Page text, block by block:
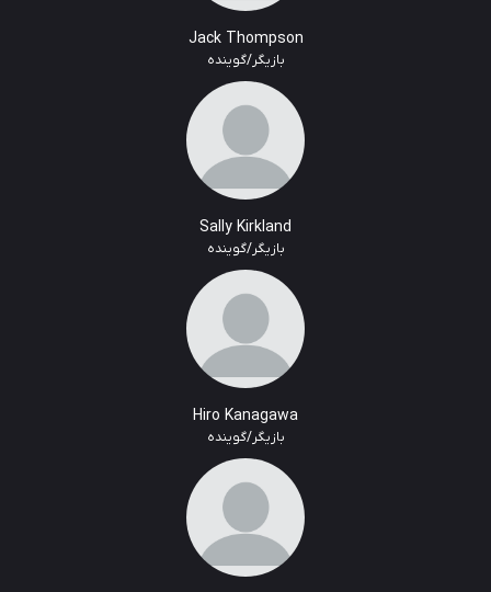
Jack Thompson
بازیگر/گوینده
Sally Kirkland
بازیگر/گوینده
Hiro Kanagawa
بازیگر/گوینده